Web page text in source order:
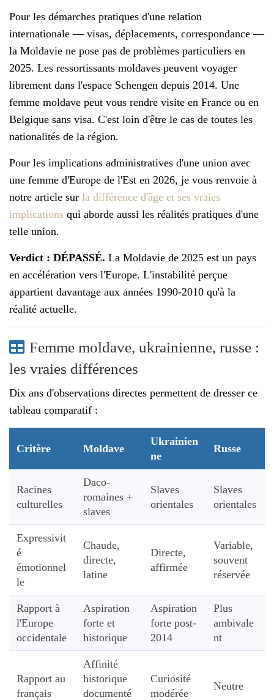
Pour les démarches pratiques d'une relation
internationale — visas, déplacements, correspondance —
la Moldavie ne pose pas de problèmes particuliers en
2025. Les ressortissants moldaves peuvent voyager
librement dans l'espace Schengen depuis 2014. Une
femme moldave peut vous rendre visite en France ou en
Belgique sans visa. C'est loin d'être le cas de toutes les
nationalités de la région.
Pour les implications administratives d'une union avec
une femme d'Europe de l'Est en 2026, je vous renvoie à
notre article sur la différence d'âge et ses vraies
implications qui aborde aussi les réalités pratiques d'une
telle union.
Verdict : DÉPASSÉ. La Moldavie de 2025 est un pays
en accélération vers l'Europe. L'instabilité perçue
appartient davantage aux années 1990-2010 qu'à la
réalité actuelle.
Femme moldave, ukrainienne, russe :
les vraies différences
Dix ans d'observations directes permettent de dresser ce
tableau comparatif :
Critère Moldave
Ukrainien
ne
Russe
Racines
culturelles
Daco-
romaines +
slaves
Slaves
orientales
Slaves
orientales
Expressivit
é
émotionnel
le
Chaude,
directe,
latine
Directe,
affirmée
Variable,
souvent
réservée
Rapport à
l'Europe
occidentale
Aspiration
forte et
historique
Aspiration
forte post-
2014
Plus
ambivale
nt
Rapport au
français
Affinité
historique
documenté
Curiosité
modérée
Neutre